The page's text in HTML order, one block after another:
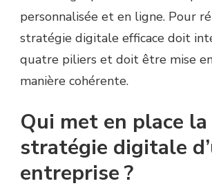
personnalisée et en ligne. Pour
stratégie digitale efficace doit
quatre piliers et doit être mise
manière cohérente.
Qui met en place la
stratégie digitale
entreprise ?